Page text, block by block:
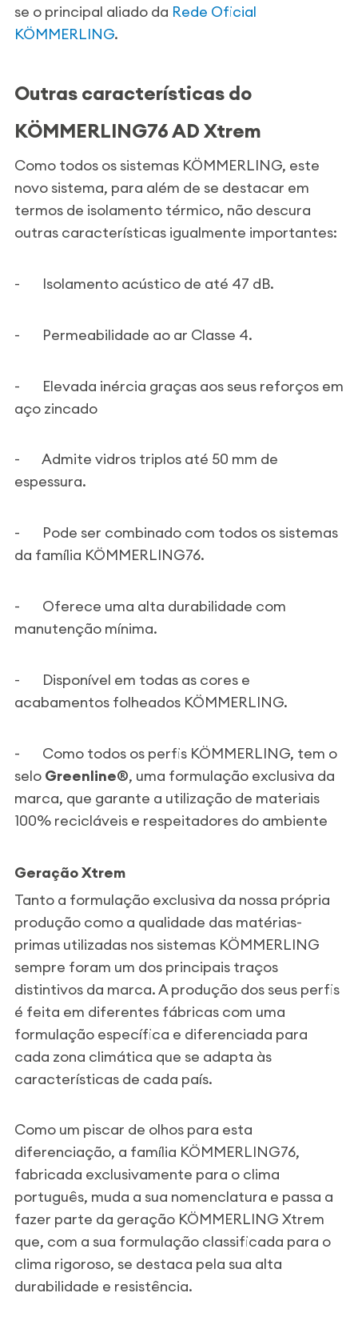
se o principal aliado da Rede Oficial
KÖMMERLING.
Outras características do
KÖMMERLING76 AD Xtrem
Como todos os sistemas KÖMMERLING, este
novo sistema, para além de se destacar em
termos de isolamento térmico, não descura
outras características igualmente importantes:
- Isolamento acústico de até 47 dB.
- Permeabilidade ao ar Classe 4.
-
Elevada inércia graças aos seus reforços em
aço zincado
-
Admite vidros triplos até 50 mm de
espessura.
-
Pode ser combinado com todos os sistemas
da família KÖMMERLING76.
-
Oferece uma alta durabilidade com
manutenção mínima.
-
Disponível em todas as cores e
acabamentos folheados KÖMMERLING.
-
Como todos os perfis KÖMMERLING, tem o
selo Greenline®, uma formulação exclusiva da
marca, que garante a utilização de materiais
100% recicláveis e respeitadores do ambiente
GeraçãoXtrem
Tanto a formulação exclusiva da nossa própria
produção como a qualidade das matérias-
primas utilizadas nos sistemas KÖMMERLING
sempre foram um dos principais traços
distintivos da marca. A produção dos seus perfis
é feita em diferentes fábricas com uma
formulação específica e diferenciada para
cada zona climática que se adapta às
características de cada país.
Como um piscar de olhos para esta
diferenciação, a família KÖMMERLING76,
fabricada exclusivamente para o clima
português, muda a sua nomenclatura e passa a
fazer parte da geração KÖMMERLING Xtrem
que, com a sua formulação classificada para o
clima rigoroso, se destaca pela sua alta
durabilidade e resistência.